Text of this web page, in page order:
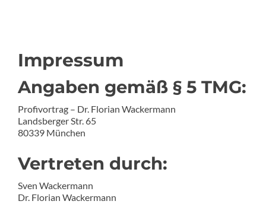
Impressum
Angaben gemäß § 5 TMG:
Profivortrag – Dr. Florian Wackermann
Landsberger Str. 65
80339 München
Vertreten durch:
Sven Wackermann
Dr. Florian Wackermann